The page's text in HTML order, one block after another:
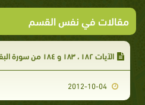
مقالات في نفس القسم
الآيات ١٨٢ ، ١٨٣ و ١٨٤ من سورة البقرة